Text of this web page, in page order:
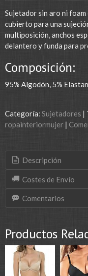
Sujetador sin aro ni
cubierto para una
multiposición, anchos
delantero y funda para
Composición:
95% Algodón, 5%
Categoría: Sujetadores |
ropainteriormujer |
Descripción
Costes de Envío
Comentarios
Productos